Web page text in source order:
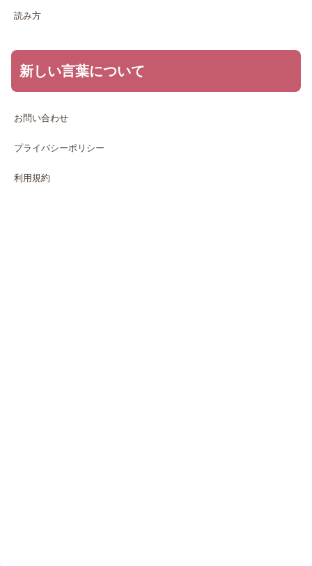
読み方
新しい言葉について
お問い合わせ
プライバシーポリシー
利用規約